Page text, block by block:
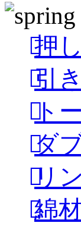
押
引
ト
ダ
リ
綿